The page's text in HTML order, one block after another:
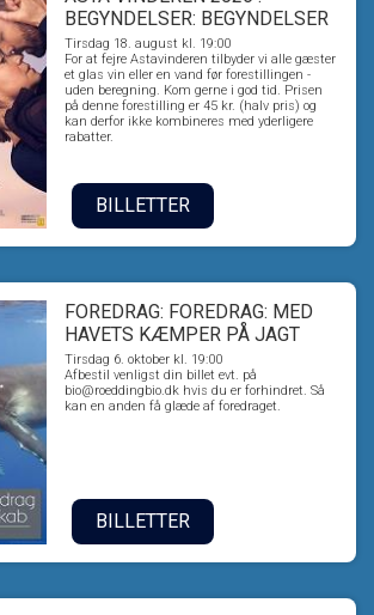
BEGYNDELSER: BEGYNDELSER
Tirsdag 18. august kl. 19:00
For at fejre Astavinderen tilbyder vi alle gæster
et glas vin eller en vand før forestillingen -
uden beregning. Kom gerne i god tid. Prisen
på denne forestilling er 45 kr. (halv pris) og
kan derfor ikke kombineres med yderligere
rabatter.
BILLETTER
FOREDRAG: FOREDRAG: MED
HAVETS KÆMPER PÅ JAGT
Tirsdag 6. oktober kl. 19:00
Afbestil venligst din billet evt. på
bio@roeddingbio.dk hvis du er forhindret. Så
kan en anden få glæde af foredraget.
BILLETTER